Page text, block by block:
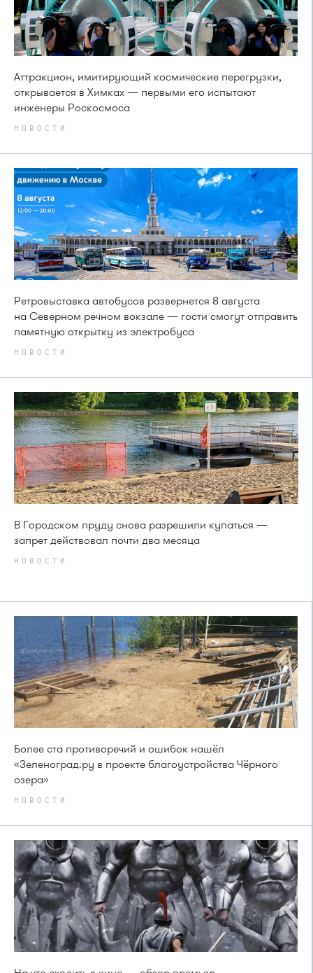
Аттракцион, имитирующий космические перегрузки,
открывается в Химках — первыми его испытают
инженеры Роскосмоса
НОВОСТИ
Ретровыставка автобусов развернется 8 августа
на Северном речном вокзале — гости смогут отправить
памятную открытку из электробуса
НОВОСТИ
В Городском пруду снова разрешили купаться —
запрет действовал почти два месяца
НОВОСТИ
Более ста противоречий и ошибок нашёл
«Зеленоград.ру в проекте благоустройства Чёрного
озера»
НОВОСТИ